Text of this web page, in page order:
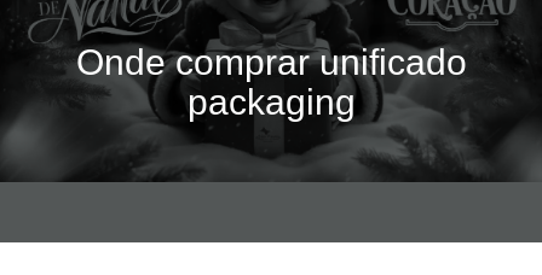
Onde comprar unificado
packaging